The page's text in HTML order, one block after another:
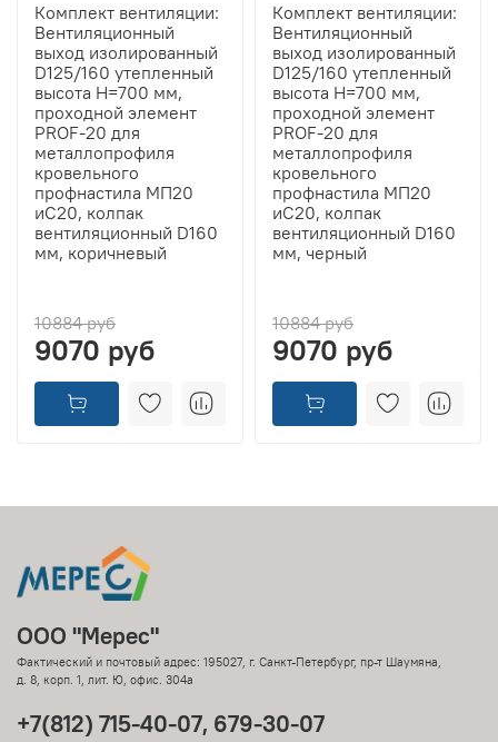
Комплект вентиляции:
Вентиляционный
выход изолированный
D125/160 утепленный
высота H=700 мм,
проходной элемент
PROF-20 для
металлопрофиля
кровельного
профнастила МП20
иС20, колпак
вентиляционный D160
мм, коричневый
10884 руб
9070 руб
Комплект вентиляции:
Вентиляционный
выход изолированный
D125/160 утепленный
высота H=700 мм,
проходной элемент
PROF-20 для
металлопрофиля
кровельного
профнастила МП20
иС20, колпак
вентиляционный D160
мм, черный
10884 руб
9070 руб
ООО "Мерес"
Фактический и почтовый адрес: 195027, г. Санкт-Петербург, пр-т Шаумяна,
д. 8, корп. 1, лит. Ю, офис. 304а
+7(812) 715-40-07, 679-30-07